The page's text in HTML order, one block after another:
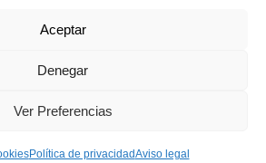
Aceptar
Denegar
Ver Preferencias
Política de privacidadAviso legal
los Derechos Reservados